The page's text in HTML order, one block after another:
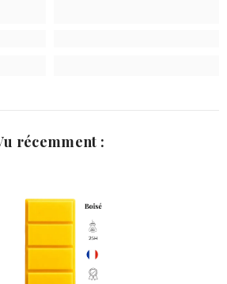
récemment :